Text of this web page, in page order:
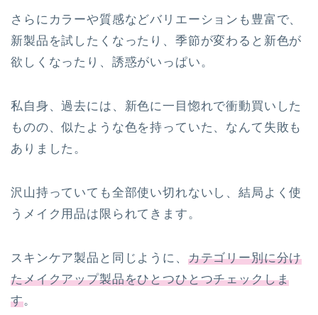
さらにカラーや質感などバリエーションも豊富で、
新製品を試したくなったり、季節が変わると新色が
欲しくなったり、誘惑がいっぱい。
私自身、過去には、新色に一目惚れで衝動買いした
ものの、似たような色を持っていた、なんて失敗も
ありました。
沢山持っていても全部使い切れないし、結局よく使
うメイク用品は限られてきます。
スキンケア製品と同じように、 カテゴリー別に分け
たメイクアップ製品をひとつひとつチェックしま
す。